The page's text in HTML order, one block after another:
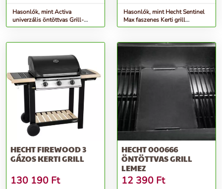
Hasonlók, mint Activa
univerzális öntöttvas Grill-
lemez
Hasonlók, mint Hecht Sentinel
Max faszenes Kerti grill
füstölővel
HECHT FIREWOOD 3
GÁZOS KERTI GRILL
130 190 Ft
HECHT 000666
ÖNTÖTTVAS GRILL
LEMEZ
12 390 Ft